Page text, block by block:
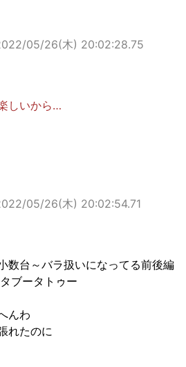
05/26(木) 20:02:28.75
しいから…
05/26(木) 20:02:54.71
数台～バラ扱いになってる前後編
ブータトゥー
んわ
れたのに